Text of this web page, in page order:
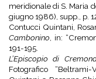
meridionale di S. Maria
giugno 1986), supp., p.
Contucci Quintani,
Cambonino, in:
191-195.
L’Episcopio di
Fotografico